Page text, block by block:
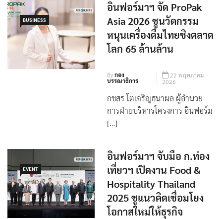
BUSINESS
อินฟอร์มาฯ จัด ProPak
Asia 2026 ชูนวัตกรรม
หนุนเครื่องดื่มไทยชิงตลาด
โลก 65 ล้านล้าน
Byกอง
บรรณาธิการ
22 พฤษภาคม
2026
กชสร โตเจริญธนาผล ผู้อำนวย
การฝ่ายบริหารโครงการ อินฟอร์ม
[…]
EVENT
อินฟอร์มาฯ จับมือ ก.ท่อง
เที่ยวฯ เปิดงาน Food &
Hospitality Thailand
2025 ชูแนวคิดเชื่อมโยง
โอกาสใหม่ให้ธุรกิจ